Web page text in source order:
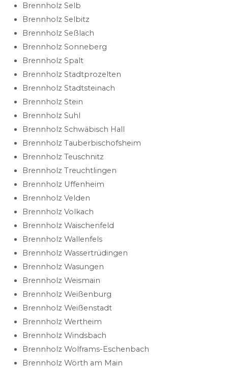
Brennholz Selb
Brennholz Selbitz
Brennholz Seßlach
Brennholz Sonneberg
Brennholz Spalt
Brennholz Stadtprozelten
Brennholz Stadtsteinach
Brennholz Stein
Brennholz Suhl
Brennholz Schwäbisch Hall
Brennholz Tauberbischofsheim
Brennholz Teuschnitz
Brennholz Treuchtlingen
Brennholz Uffenheim
Brennholz Velden
Brennholz Volkach
Brennholz Waischenfeld
Brennholz Wallenfels
Brennholz Wassertrüdingen
Brennholz Wasungen
Brennholz Weismain
Brennholz Weißenburg
Brennholz Weißenstadt
Brennholz Wertheim
Brennholz Windsbach
Brennholz Wolframs-Eschenbach
Brennholz Wörth am Main